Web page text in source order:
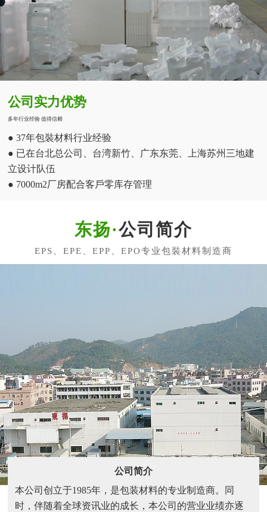
公司实力优势
多年行业经验 值得信赖
● 37年包裝材料行业经验
● 已在台北总公司、台湾新竹、广东东莞、上海苏州三地建
立设计队伍
● 7000m2厂房配合客戶零库存管理
公司简介
公司简介
本公司创立于1985年，是包装材料的专业制造商。同
时，伴随着全球资讯业的成长，本公司的营业业绩亦逐